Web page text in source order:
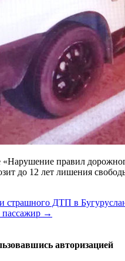
«Нарушение правил
до 12 лет лишения
страшного ДТП в
пассажир →
авторизацией